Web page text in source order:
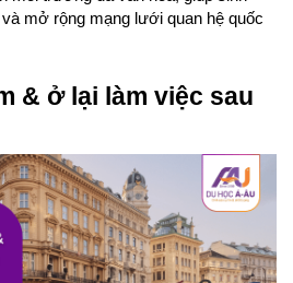
mở rộng mạng lưới quan hệ quốc
& ở lại làm việc sau